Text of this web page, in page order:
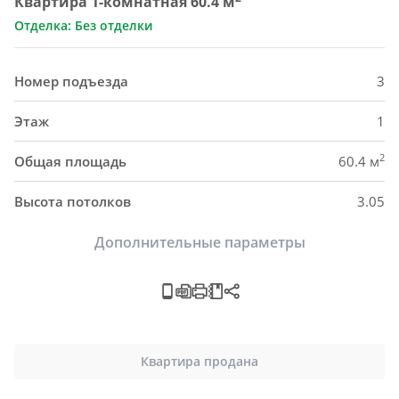
Отделка: Без отделки
Номер подъезда 3
Этаж 1
Общая площадь 60.4 м2
Высота потолков 3.05
Дополнительные параметры
Квартира продана